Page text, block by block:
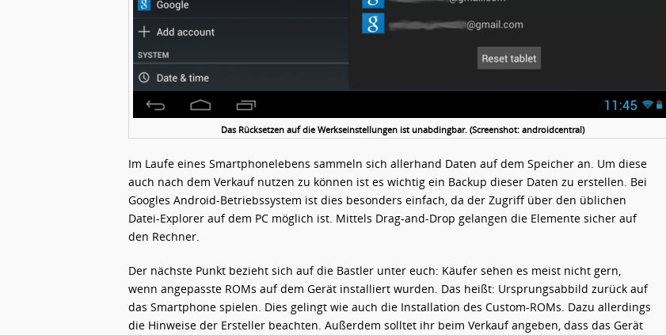
Das Rücksetzen auf die Werkseinstellungen ist unabdingbar. (Screenshot: androidcentral)
Im Laufe eines Smartphonelebens sammeln sich allerhand Daten auf dem Speicher an. Um diese
auch nach dem Verkauf nutzen zu können ist es wichtig ein Backup dieser Daten zu erstellen. Bei
Googles Android-Betriebssystem ist dies besonders einfach, da der Zugriff über den üblichen
Datei-Explorer auf dem PC möglich ist. Mittels Drag-and-Drop gelangen die Elemente sicher auf
den Rechner.
Der nächste Punkt bezieht sich auf die Bastler unter euch: Käufer sehen es meist nicht gern,
wenn angepasste ROMs auf dem Gerät installiert wurden. Das heißt: Ursprungsabbild zurück auf
das Smartphone spielen. Dies gelingt wie auch die Installation des Custom-ROMs. Dazu allerdings
die Hinweise der Ersteller beachten. Außerdem solltet ihr beim Verkauf angeben, dass das Gerät